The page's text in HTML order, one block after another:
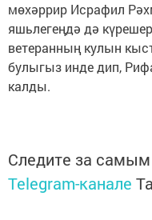
мөхәррир Исрафил
яшьлегеңдә дә
ветеранның кулын
булыгыз инде дип,
калды.
Следите за
Telegram-канале